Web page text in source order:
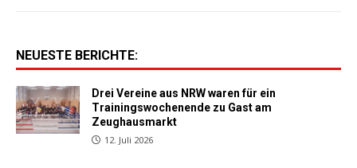
NEUESTE BERICHTE:
Drei Vereine aus NRW waren für ein
Trainingswochenende zu Gast am
Zeughausmarkt
12. Juli 2026